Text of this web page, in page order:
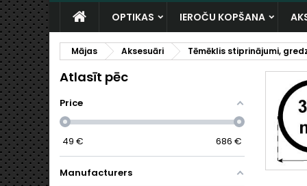
OPTIKAS IEROČU KOPŠANA
Mājas Aksesuāri Tēmēklis stiprinājumi,
Atlasīt pēc
Price
49 € 686 €
Manufacturers